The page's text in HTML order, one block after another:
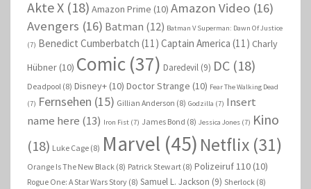
Akte X (18) Amazon Prime (10) Amazon Video (16)
Avengers (16) Batman (12) Batman V Superman: Dawn Of Justice
(7) Benedict Cumberbatch (11) Captain America (11) Charly
Hübner (10) Comic (37) Daredevil (9) DC (18)
Deadpool (8) Disney+ (10) Doctor Strange (10) Fear The Walking Dead
(7) Fernsehen (15) Gillian Anderson (8) Godzilla (7) Insert
name here (13) Iron Fist (7) James Bond (8) Jessica Jones (7) Kino
(18) Luke Cage (8) Marvel (45) Netflix (31)
Orange Is The New Black (8) Patrick Stewart (8) Polizeiruf 110 (10)
Rogue One: A Star Wars Story (8) Samuel L. Jackson (9) Sherlock (8)